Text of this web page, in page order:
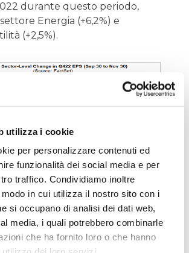
utilizza i cookie
per personalizzare contenuti ed
funzionalità dei social media e per
traffico. Condividiamo inoltre
in cui utilizza il nostro sito con i
si occupano di analisi dei dati web,
media, i quali potrebbero combinarle
che ha fornito loro o che hanno
durante questo periodo,
Energia (+6,2%) e
(+2,5%).
mentre hanno diminuito le
utili in aggregato per il quarto
anche diminuendo le